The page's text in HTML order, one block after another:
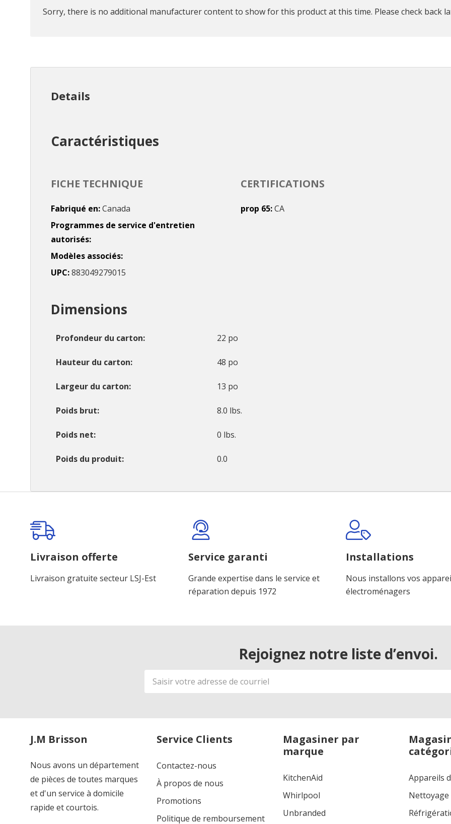
Sorry, there is no additional manufacturer content to show for this product at this time. Please check back
Details
Caractéristiques
FICHE TECHNIQUE
Fabriqué en Canada
Programmes de service d'entretien
autorisés
Modèles associés
UPC 883049279015
CERTIFICATIONS
prop 65 CA
Dimensions
Profondeur du carton 22 po
Hauteur du carton 48 po
Largeur du carton 13 po
Poids brut 8.0 lbs.
Poids net 0 lbs.
Poids du produit 0.0
personnalisé
Livraison offerte
Livraison gratuite secteur LSJ-Est
Service garanti
Grande expertise dans le service et
réparation depuis 1972
Installations
Nous installons vos
électroménagers
Rejoignez notre liste d’envoi.
Adresse
de
J.M Brisson
Nous avons un département
de pièces de toutes marques
et d'un service à domicile
rapide et courtois.
Service Clients
Contactez-nous
À propos de nous
Promotions
Politique de remboursement
Magasiner par
marque
KitchenAid
Whirlpool
Unbranded
Appareils
Nettoyage